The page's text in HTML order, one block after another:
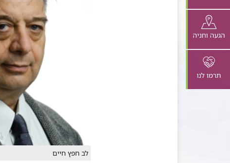
הגעה וחניה
תרמו לנו
לב חפץ חיים